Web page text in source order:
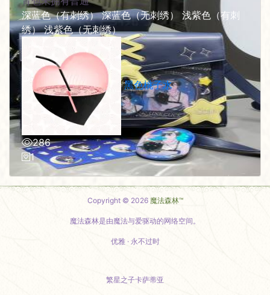
深蓝色（有刺绣） 深蓝色（无刺绣） 浅紫色（有刺
绣） 浅紫色（无刺绣）
黑色桃子水
286
1
Copyright © 2026 魔法森林™
魔法森林是由魔法与爱驱动的网络空间。
优雅 · 永不过时
繁星之子卡萨蒂亚